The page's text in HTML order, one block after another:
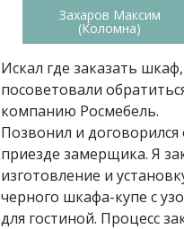
Захаров Максим
(Коломна)
Искал где заказать шкаф,
посоветовали
компанию Росмебель.
Позвонил и договорился
приезде замерщика. Я
изготовление и
черного шкафа-купе с
для гостиной. Процесс